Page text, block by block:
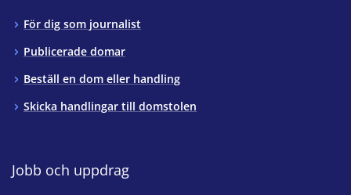
För dig som journalist
Publicerade domar
Beställ en dom eller handling
Skicka handlingar till domstolen
Jobb och uppdrag